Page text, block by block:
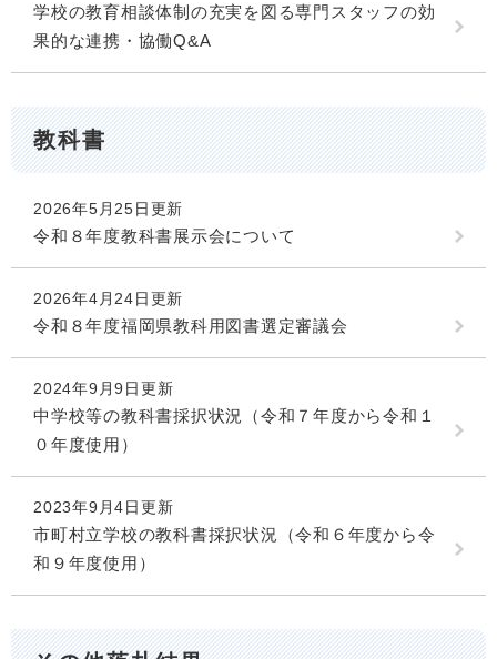
学校の教育相談体制の充実を図る専門スタッフの効
果的な連携・協働Q&A
教科書
2026年5月25日更新
令和８年度教科書展示会について
2026年4月24日更新
令和８年度福岡県教科用図書選定審議会
2024年9月9日更新
中学校等の教科書採択状況（令和７年度から令和１
０年度使用）
2023年9月4日更新
市町村立学校の教科書採択状況（令和６年度から令
和９年度使用）